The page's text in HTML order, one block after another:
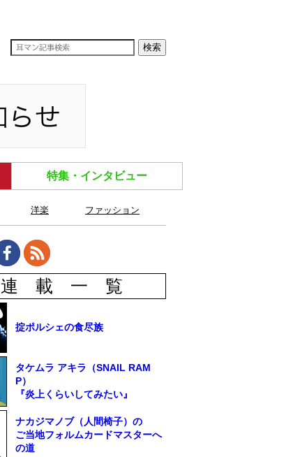
特集・インタビュー
洋楽 ファッション
連 載 一 覧
掟ポルシェの食尽族
タケムラ アキラ（SNAIL RAM
P）
『炎上くらいしてみたい』
ナカジマノブ（人間椅子）の
ご当地フォルムカードマスターへ
の道